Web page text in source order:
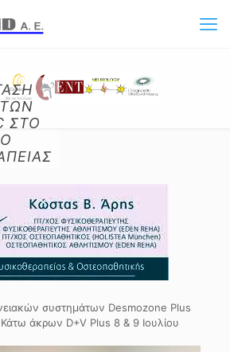
ΣΤΟ
συστημάτων Desmozone Plus
άκρων D+V Plus 8 & 9 Ιουλίου